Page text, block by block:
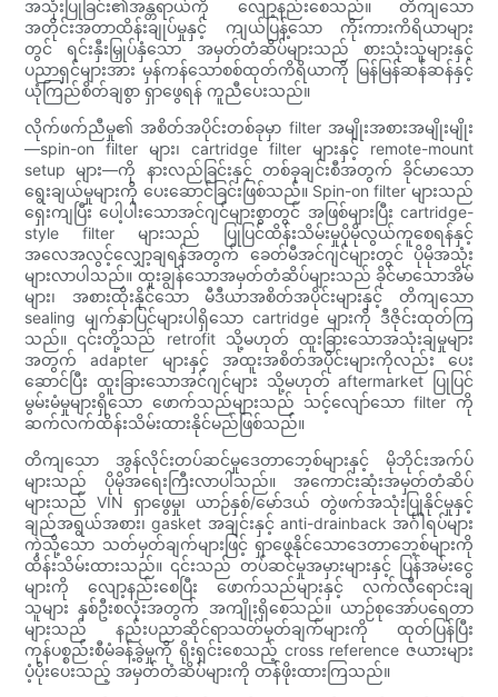
အသုံးပြုခြင်း၏အန္တရာယ်ကို လျော့နည်းစေသည်။ တိကျသော
အတိုင်းအတာထိန်းချုပ်မှုနှင့် ကျယ်ပြန့်သော ကိုးကားကိရိယာများ
တွင် ရင်းနှီးမြှုပ်နှံသော အမှတ်တံဆိပ်များသည် စားသုံးသူများနှင့်
ပညာရှင်များအား မှန်ကန်သောစစ်ထုတ်ကိရိယာကို မြန်မြန်ဆန်ဆန်နှင့်
ယုံကြည်စိတ်ချစွာ ရှာဖွေရန် ကူညီပေးသည်။
လိုက်ဖက်ညီမှု၏ အစိတ်အပိုင်းတစ်ခုမှာ filter အမျိုးအစားအမျိုးမျိုး
—spin-on filter များ၊ cartridge filter များနှင့် remote-mount
setup များ—ကို နားလည်ခြင်းနှင့် တစ်ခုချင်းစီအတွက် ခိုင်မာသော
ရွေးချယ်မှုများကို ပေးဆောင်ခြင်းဖြစ်သည်။ Spin-on filter များသည်
ရှေးကျပြီး ပေါ့ပါးသောအင်ဂျင်များစွာတွင် အဖြစ်များပြီး cartridge-
style filter များသည် ပြုပြင်ထိန်းသိမ်းမှုပိုမိုလွယ်ကူစေရန်နှင့်
အလေအလွင့်လျှော့ချရန်အတွက် ခေတ်မီအင်ဂျင်များတွင် ပိုမိုအသုံး
များလာပါသည်။ ထူးချွန်သောအမှတ်တံဆိပ်များသည် ခိုင်မာသောအိမ်
များ၊ အစားထိုးနိုင်သော မီဒီယာအစိတ်အပိုင်းများနှင့် တိကျသော
sealing မျက်နှာပြင်များပါရှိသော cartridge များကို ဒီဇိုင်းထုတ်ကြ
သည်။ ၎င်းတို့သည် retrofit သို့မဟုတ် ထူးခြားသောအသုံးချမှုများ
အတွက် adapter များနှင့် အထူးအစိတ်အပိုင်းများကိုလည်း ပေး
ဆောင်ပြီး ထူးခြားသောအင်ဂျင်များ သို့မဟုတ် aftermarket ပြုပြင်
မွမ်းမံမှုများရှိသော ဖောက်သည်များသည် သင့်လျော်သော filter ကို
ဆက်လက်ထိန်းသိမ်းထားနိုင်မည်ဖြစ်သည်။
တိကျသော အွန်လိုင်းတပ်ဆင်မှုဒေတာဘေ့စ်များနှင့် မိုဘိုင်းအက်ပ်
များသည် ပိုမိုအရေးကြီးလာပါသည်။ အကောင်းဆုံးအမှတ်တံဆိပ်
များသည် VIN ရှာဖွေမှု၊ ယာဉ်နှစ်/မော်ဒယ် တွဲဖက်အသုံးပြုနိုင်မှုနှင့်
ချည်အရွယ်အစား၊ gasket အချင်းနှင့် anti-drainback အင်္ဂါရပ်များ
ကဲ့သို့သော သတ်မှတ်ချက်များဖြင့် ရှာဖွေနိုင်သောဒေတာဘေ့စ်များကို
ထိန်းသိမ်းထားသည်။ ၎င်းသည် တပ်ဆင်မှုအမှားများနှင့် ပြန်အမ်းငွေ
များကို လျော့နည်းစေပြီး ဖောက်သည်များနှင့် လက်လီရောင်းချ
သူများ နှစ်ဦးစလုံးအတွက် အကျိုးရှိစေသည်။ ယာဉ်စုအော်ပရေတာ
များသည် နည်းပညာဆိုင်ရာသတ်မှတ်ချက်များကို ထုတ်ပြန်ပြီး
ကုန်ပစ္စည်းစီမံခန့်ခွဲမှုကို ရိုးရှင်းစေသည့် cross reference ဇယားများ
ပံ့ပိုးပေးသည့် အမှတ်တံဆိပ်များကို တန်ဖိုးထားကြသည်။